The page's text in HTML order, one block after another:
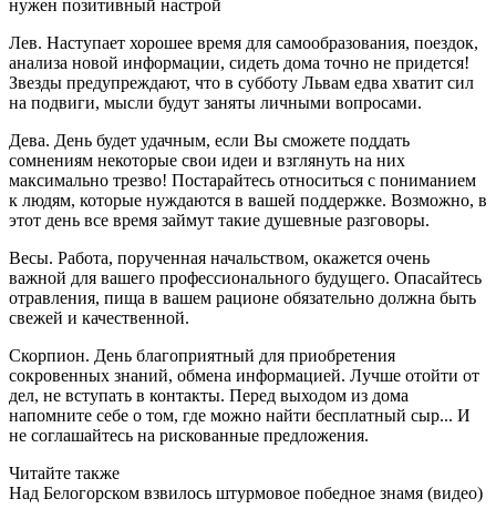
нужен позитивный настрой
Лев. Наступает хорошее время для самообразования, поездок,
анализа новой информации, сидеть дома точно не придется!
Звезды предупреждают, что в субботу Львам едва хватит сил
на подвиги, мысли будут заняты личными вопросами.
Дева. День будет удачным, если Вы сможете поддать
сомнениям некоторые свои идеи и взглянуть на них
максимально трезво! Постарайтесь относиться с пониманием
к людям, которые нуждаются в вашей поддержке. Возможно, в
этот день все время займут такие душевные разговоры.
Весы. Работа, порученная начальством, окажется очень
важной для вашего профессионального будущего. Опасайтесь
отравления, пища в вашем рационе обязательно должна быть
свежей и качественной.
Скорпион. День благоприятный для приобретения
сокровенных знаний, обмена информацией. Лучше отойти от
дел, не вступать в контакты. Перед выходом из дома
напомните себе о том, где можно найти бесплатный сыр... И
не соглашайтесь на рискованные предложения.
Читайте также
Над Белогорском взвилось штурмовое победное знамя (видео)